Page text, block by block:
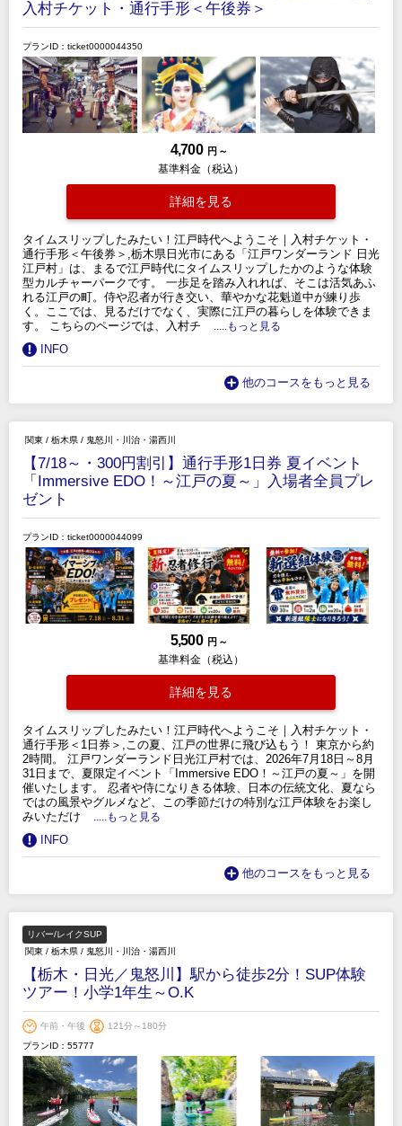
入村チケット・通行手形＜午後券＞
プランID：ticket0000044350
4,700 円 ～
基準料金（税込）
詳細を見る
タイムスリップしたみたい！江戸時代へようこそ｜入村チケット・
通行手形＜午後券＞,栃木県日光市にある「江戸ワンダーランド 日光
江戸村」は、まるで江戸時代にタイムスリップしたかのような体験
型カルチャーパークです。 一歩足を踏み入れれば、そこは活気あふ
れる江戸の町。侍や忍者が行き交い、華やかな花魁道中が練り歩
く。ここでは、見るだけでなく、実際に江戸の暮らしを体験できま
す。 こちらのページでは、入村チ
.....もっと見る
INFO
他のコースをもっと見る
関東 / 栃木県 / 鬼怒川・川治・湯西川
【7/18～・300円割引】通行手形1日券 夏イベント
「Immersive EDO！～江戸の夏～」入場者全員プレ
ゼント
プランID：ticket0000044099
5,500 円 ～
基準料金（税込）
詳細を見る
タイムスリップしたみたい！江戸時代へようこそ｜入村チケット・
通行手形＜1日券＞,この夏、江戸の世界に飛び込もう！ 東京から約
2時間。 江戸ワンダーランド日光江戸村では、2026年7月18日～8月
31日まで、夏限定イベント「Immersive EDO！～江戸の夏～」を開
催いたします。 忍者や侍になりきる体験、日本の伝統文化、夏なら
ではの風景やグルメなど、この季節だけの特別な江戸体験をお楽し
みいただけ
.....もっと見る
INFO
他のコースをもっと見る
リバー/レイクSUP
関東 / 栃木県 / 鬼怒川・川治・湯西川
【栃木・日光／鬼怒川】駅から徒歩2分！SUP体験
ツアー！小学1年生～O.K
午前・午後
121分～180分
プランID：55777